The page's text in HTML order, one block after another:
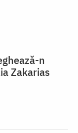
n
Zakarias